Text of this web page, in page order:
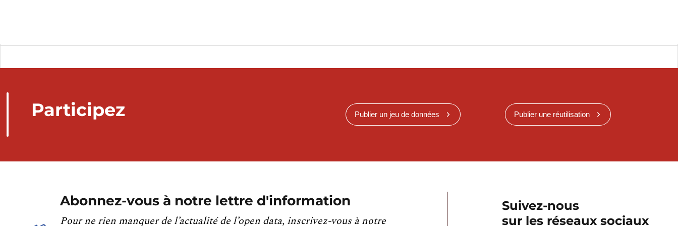
Participez Publier un jeu de données Publier une réutilisation
Abonnez-vous à notre lettre d'information
Pour ne rien manquer de l’actualité de l’open data, inscrivez-vous à notre
Suivez-nous
sur les réseaux sociaux